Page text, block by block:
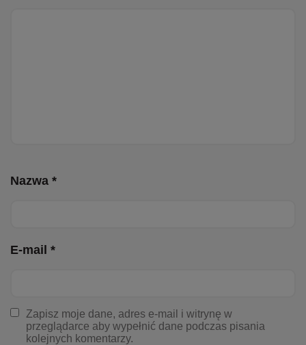
Nazwa *
E-mail *
Zapisz moje dane, adres e-mail i witrynę w
przeglądarce aby wypełnić dane podczas pisania
kolejnych komentarzy.